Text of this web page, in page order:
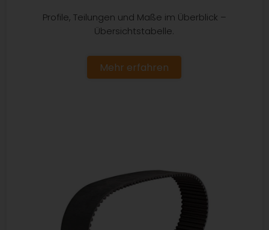
Profile, Teilungen und Maße im Überblick –
Übersichtstabelle.
Mehr erfahren